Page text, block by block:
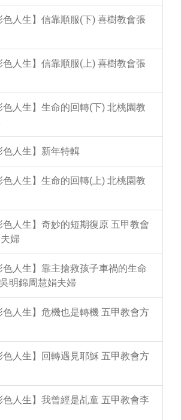
人生】信靠順服(下) 喜樹教會張
人生】信靠順服(上) 喜樹教會張
人生】生命的回轉(下) 北桃園教
人生】新年特輯
人生】生命的回轉(上) 北桃園教
人生】奇妙的短期復原 五甲教會
婦
人生】靠主搶救孩子車禍的生命
明錦周慧娟夫婦
人生】危機也是轉機 五甲教會方
人生】回轉遇見耶穌 五甲教會方
人生】我曾經是乩童 五甲教會李